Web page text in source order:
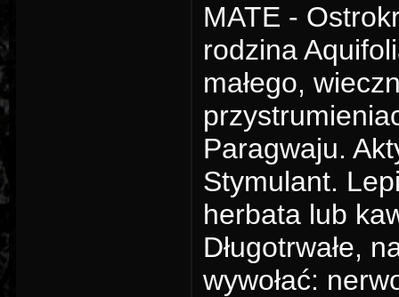
MATE -
rodzina
małego,
Paragwaju.
Stymulant.
herbata lub
Długotrwałe,
wywołać: